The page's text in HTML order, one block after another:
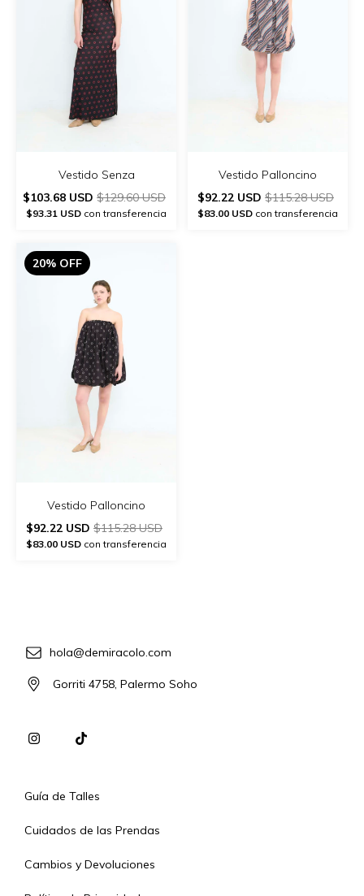
Vestido Senza
$103.68 USD $129.60 USD
$93.31 USD con transferencia
Vestido Palloncino
$92.22 USD $115.28 USD
$83.00 USD con transferencia
20% OFF
Vestido Palloncino
$92.22 USD $115.28 USD
$83.00 USD con transferencia
hola@demiracolo.com
Gorriti 4758, Palermo Soho
Guía de Talles
Cuidados de las Prendas
Cambios y Devoluciones